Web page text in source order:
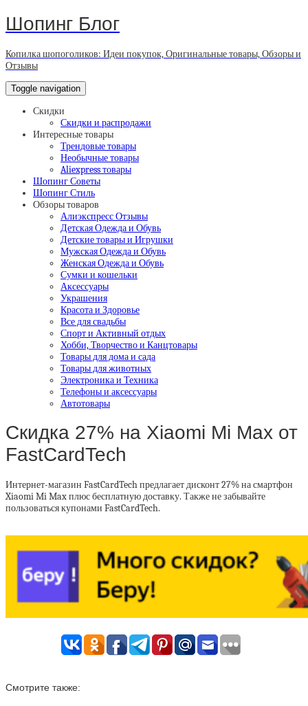
Шопинг Блог
Копилка шопоголиков: Идеи покупок, Оригинальные товары, Обзоры и
Отзывы
Toggle navigation
Скидки
Скидки и распродажи
Интересные товары
Трендовые товары
Необычные товары
Aliexpress товары
Шопинг Советы
Шопинг Стиль
Обзоры товаров
Алиэкспресс Отзывы
Детская Одежда и Обувь
Детские товары и Игрушки
Мужская Одежда и Обувь
Женская Одежда и Обувь
Сумки и кошельки
Аксессуары
Украшения
Красота и Здоровье
Все для свадьбы
Спорт и Активный отдых
Хобби, Творчество и Канцтовары
Товары для дома и сада
Товары для животных
Электроника и Техника
Телефоны и аксессуары
Автотовары
Скидка 27% на Xiaomi Mi Max от
FastCardTech
Интернет-магазин FastCardTech предлагает дисконт 27% на смартфон
Xiaomi Mi Max плюс бесплатную доставку. Также не забывайте
пользоваться купонами FastCardTech.
Смотрите также: